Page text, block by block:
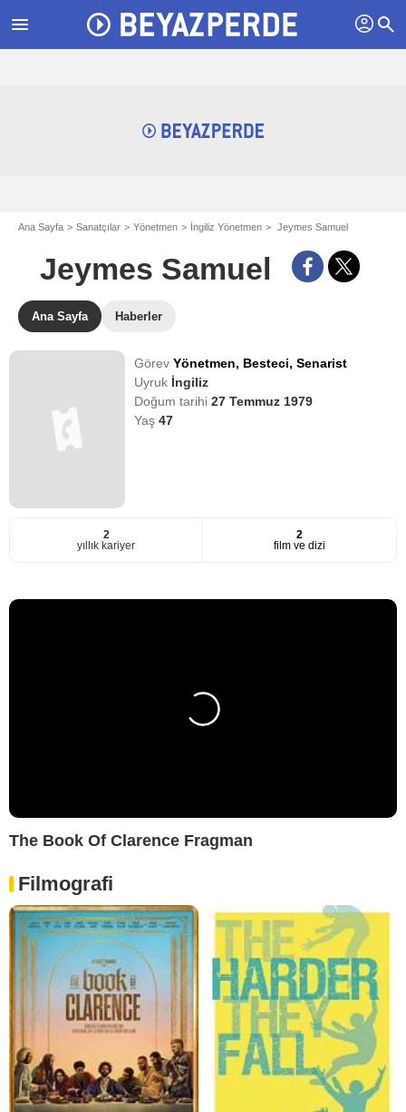
menu profil search
Ana Sayfa Sanatçılar Yönetmen İngiliz Yönetmen Jeymes Samuel
Jeymes Samuel
Ana Sayfa Haberler
GörevYönetmen, Besteci,Senarist
Uyruk İngiliz
Doğum tarihi27 Temmuz 1979
Yaş47
2
yıllık kariyer
2
film ve dizi
The Book Of Clarence Fragman
Filmografi